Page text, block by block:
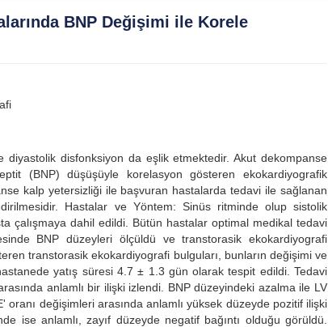
BNP Değişimi ile Korele
disfonksiyon da eşlik etmektedir. Akut dekompanse
(BNP) düşüşüyle korelasyon gösteren ekokardiyografik
kalp yetersizliği ile başvuran hastalarda tedavi ile sağlanan
Hastalar ve Yöntem: Sinüs ritminde olup sistolik
çalışmaya dahil edildi. Bütün hastalar optimal medikal tedavi
BNP düzeyleri ölçüldü ve transtorasik ekokardiyografi
transtorasik ekokardiyografi bulguları, bunların değişimi ve
yatış süresi 4.7 ± 1.3 gün olarak tespit edildi. Tedavi
anlamlı bir ilişki izlendi. BNP düzeyindeki azalma ile LV
değişimleri arasında anlamlı yüksek düzeyde pozitif ilişki
ise anlamlı, zayıf düzeyde negatif bağıntı olduğu görüldü.